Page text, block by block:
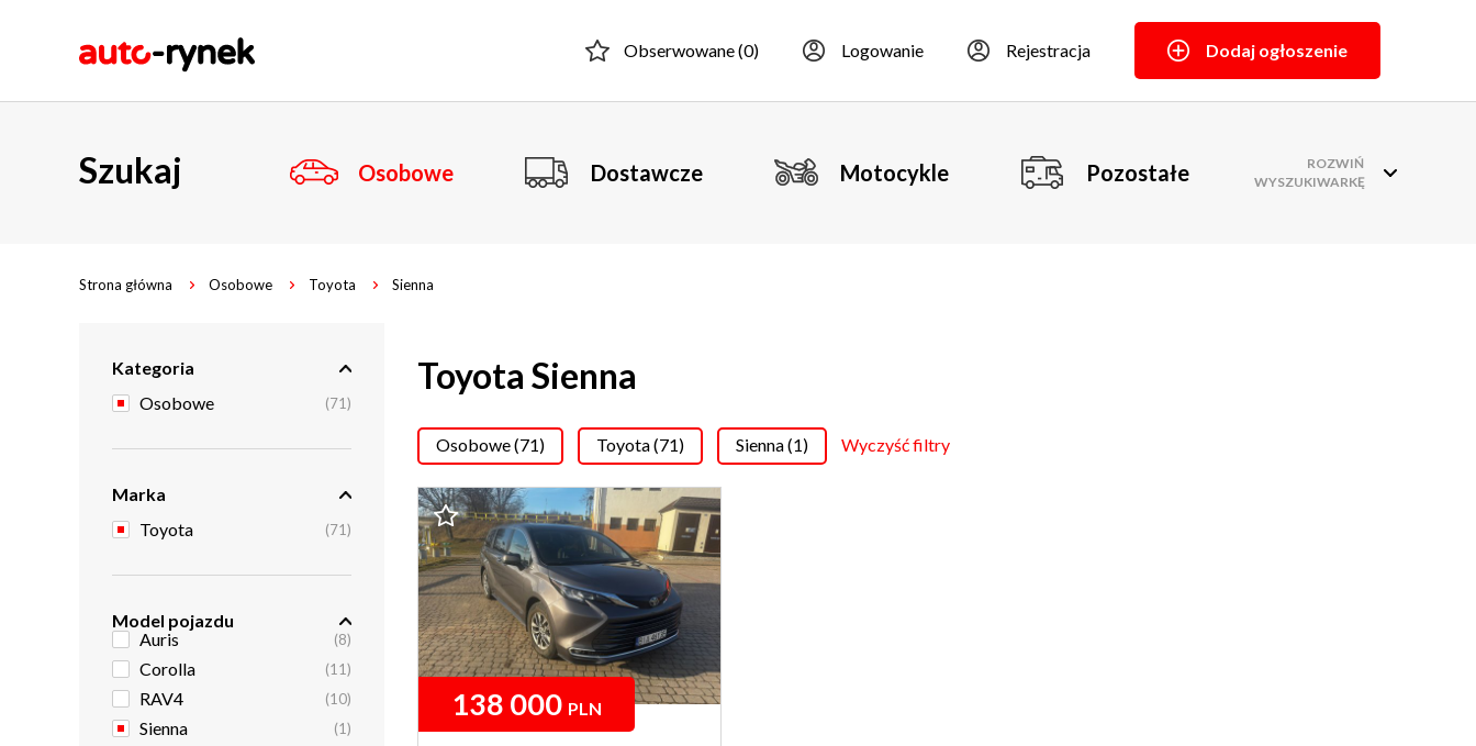
Obserwowane (0) Logowanie Rejestracja Dodaj ogłoszenie
Szukaj Osobowe Dostawcze Motocykle Pozostałe
ROZWIŃ
WYSZUKIWARKĘ
Strona główna Osobowe Toyota Sienna
Kategoria
Osobowe
(71)
Marka
Toyota
(71)
Model pojazdu
Auris
(8)
Corolla (11)
RAV4 (10)
Sienna (1)
Toyota Sienna
Osobowe (71) Toyota (71) Sienna (1) Wyczyść filtry
138 000 PLN